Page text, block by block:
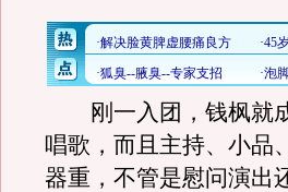
刚一入团，钱枫就成
唱歌，而且主持、小品
器重，不管是慰问演出